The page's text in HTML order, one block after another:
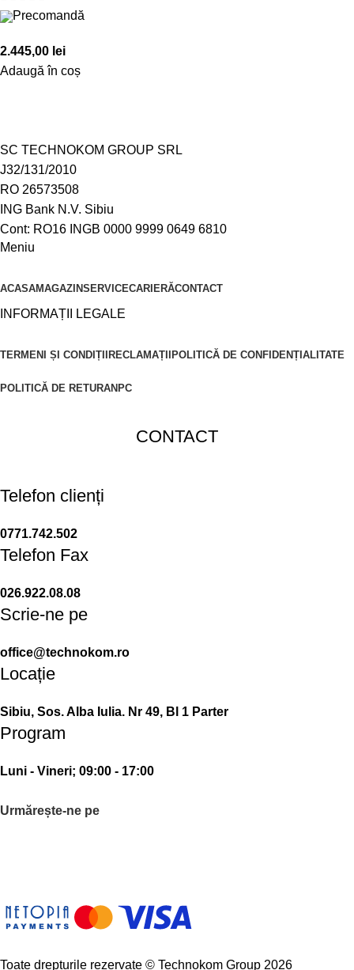
Precomandă
2.445,00 lei
Adaugă în coș
SC TECHNOKOM GROUP SRL
J32/131/2010
RO 26573508
ING Bank N.V. Sibiu
Cont: RO16 INGB 0000 9999 0649 6810
Meniu
ACASAMAGAZINSERVICECARIERĂCONTACT
INFORMAȚII LEGALE
TERMENI ȘI CONDIȚII RECLAMAȚII POLITICĂ DE CONFIDENȚIALITATE
POLITICĂ DE RETURANPC
CONTACT
Telefon clienți
0771.742.502
Telefon Fax
026.922.08.08
Scrie-ne pe
office@technokom.ro
Locație
Sibiu, Sos. Alba Iulia. Nr 49, Bl 1 Parter
Program
Luni - Vineri; 09:00 - 17:00
Urmărește-ne pe
Toate drepturile rezervate © Technokom Group 2026